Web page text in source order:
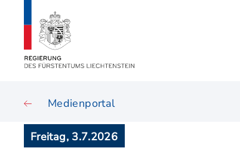
Medienportal
Freitag, 3.7.2026